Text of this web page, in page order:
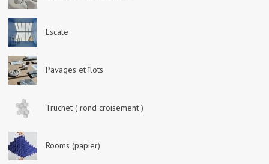
Escale
Pavages et îlots
Truchet ( rond croisement )
Rooms (papier)